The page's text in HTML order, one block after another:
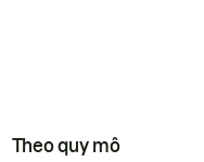
Theo quy mô